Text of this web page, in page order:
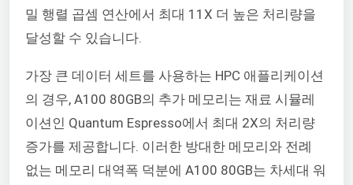
밀 행렬 곱셈 연산에서 최대 11X 더 높은 처리량을
달성할 수 있습니다.
가장 큰 데이터 세트를 사용하는 HPC 애플리케이션
의 경우, A100 80GB의 추가 메모리는 재료 시뮬레
이션인 Quantum Espresso에서 최대 2X의 처리량
증가를 제공합니다. 이러한 방대한 메모리와 전례
없는 메모리 대역폭 덕분에 A100 80GB는 차세대 워